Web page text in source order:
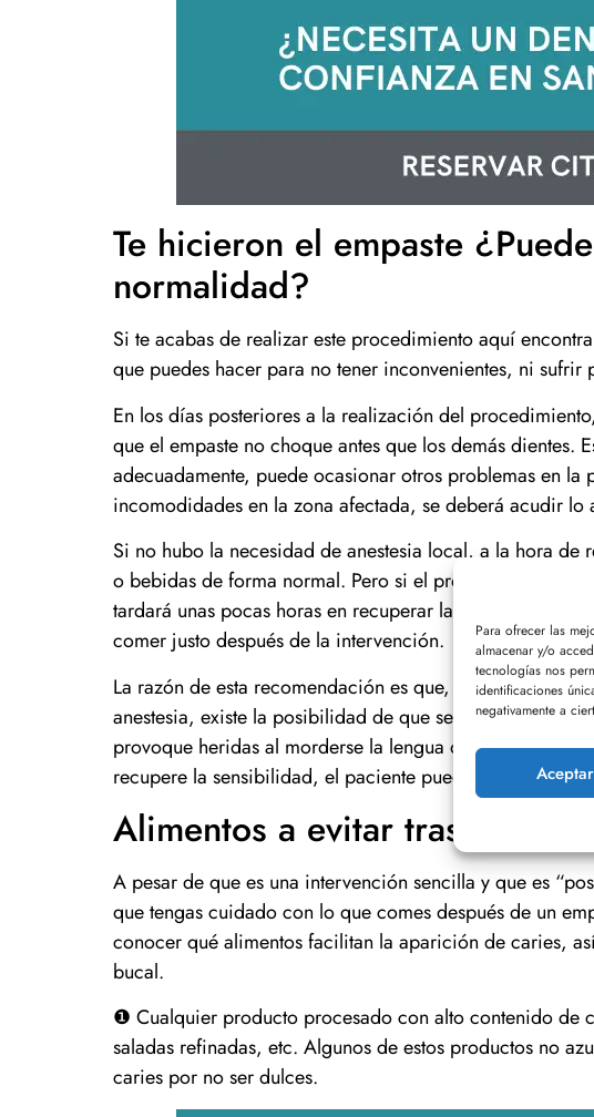
Para ofrecer las
almacenar y/o
tecnologías nos
identificaciones
negativamente a
Aceptar
Te hicieron el empaste
normalidad?
Si te acabas de realizar este procedimiento aquí
que puedes hacer para no tener inconvenientes, ni sufrir
En los días posteriores a la realización del
que el empaste no choque antes que los demás
adecuadamente, puede ocasionar otros problemas en
incomodidades en la zona afectada, se deberá acudir lo
Si no hubo la necesidad de anestesia local, a la hora
o bebidas de forma normal. Pero si el procedimiento se
tardará unas pocas horas en recuperar la sensibilidad
comer justo después de la intervención.
La razón de esta recomendación es que, por motivo de
anestesia, existe la posibilidad de que se le caiga de la
provoque heridas al morderse la lengua o la mejilla. Una
recupere la sensibilidad, el paciente puede volver a
Alimentos a evitar tras un
A pesar de que es una intervención sencilla y que es
que tengas cuidado con lo que comes después de un
conocer qué alimentos facilitan la aparición de caries,
bucal.
❶ Cualquier producto procesado con alto contenido de
saladas refinadas, etc. Algunos de estos productos no
caries por no ser dulces.